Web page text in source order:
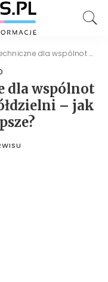
mieszkaniowych i spółdzielni – jak wybrać najlepsze?
dla wspólnot
– jak